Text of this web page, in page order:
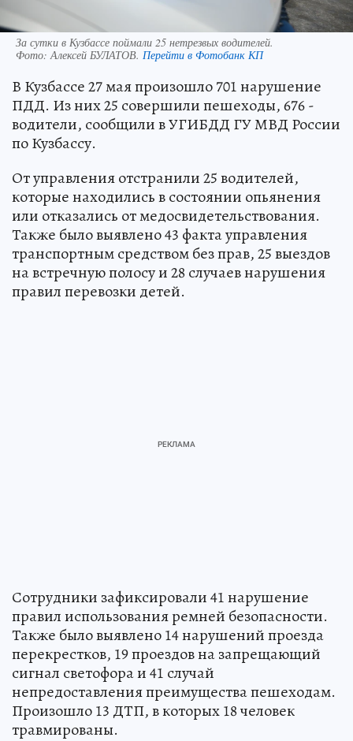
За сутки в Кузбассе поймали 25 нетрезвых водителей.
Фото:Алексей БУЛАТОВ. Перейти в Фотобанк КП
В Кузбассе 27 мая произошло 701 нарушение
ПДД. Из них 25 совершили пешеходы, 676 -
водители, сообщили в УГИБДД ГУ МВД России
по Кузбассу.
От управления отстранили 25 водителей,
которые находились в состоянии опьянения
или отказались от медосвидетельствования.
Также было выявлено 43 факта управления
транспортным средством без прав, 25 выездов
на встречную полосу и 28 случаев нарушения
правил перевозки детей.
Сотрудники зафиксировали 41 нарушение
правил использования ремней безопасности.
Также было выявлено 14 нарушений проезда
перекрестков, 19 проездов на запрещающий
сигнал светофора и 41 случай
непредоставления преимущества пешеходам.
Произошло 13 ДТП, в которых 18 человек
травмированы.